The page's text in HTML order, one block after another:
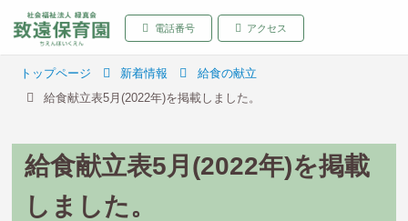
致遠保育園 青森県弘
電話番号 アクセス
トップページ 新着情報
給食の献立
給食献立表5月(2022年)を掲載しました。
給食献立表5月(2022年)を掲載
しました。